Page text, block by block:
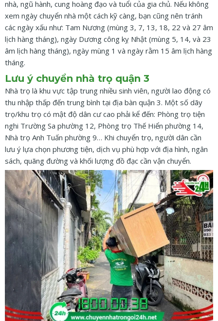
nhà, ngũ hành, cung hoàng đạo và tuổi của gia chủ. Nếu không
xem ngày chuyển nhà một cách kỹ càng, bạn cũng nên tránh
các ngày xấu như: Tam Nương (mùng 3, 7, 13, 18, 22 và 27 âm
lịch hàng tháng), ngày Dương công kỵ Nhật (mùng 5, 14, và 23
âm lịch hàng tháng), ngày mùng 1 và ngày rằm 15 âm lịch hàng
tháng.
Lưu ý chuyển nhà trọ quận 3
Nhà trọ là khu vực tập trung nhiều sinh viên, người lao động có
thu nhập thấp đến trung bình tại địa bàn quận 3. Một số dãy
trọ/khu trọ có mật độ dân cư cao phải kể đến: Phòng trọ tiện
nghi Trường Sa phường 12, Phòng trọ Thế Hiển phường 14,
Nhà trọ Anh Tuấn phường 9… Khi chuyển trọ, người dân cần
lưu ý lựa chọn phương tiện, dịch vụ phù hợp với địa hình, ngân
sách, quãng đường và khối lượng đồ đạc cần vận chuyển.